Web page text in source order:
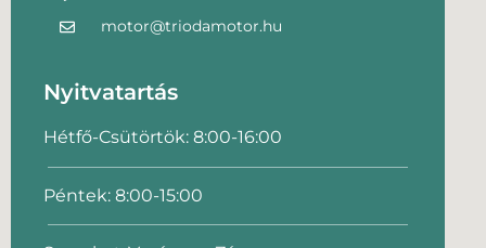
motor@triodamotor.hu
Nyitvatartás
Hétfő-Csütörtök: 8:00-16:00
Péntek: 8:00-15:00